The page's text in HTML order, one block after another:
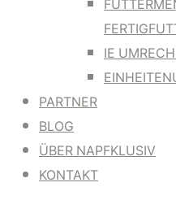
IE
PARTNER
BLOG
ÜBER NAPFKLUSIV
KONTAKT